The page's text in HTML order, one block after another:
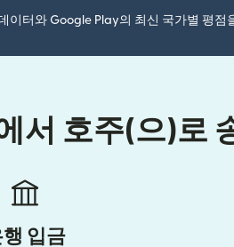
터와 Google Play의 최신 국가별 평점
서 호주(으)로
행 입금